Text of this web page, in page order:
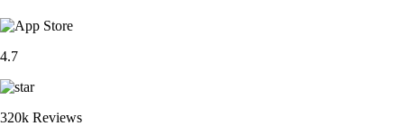
4.7
320k Reviews